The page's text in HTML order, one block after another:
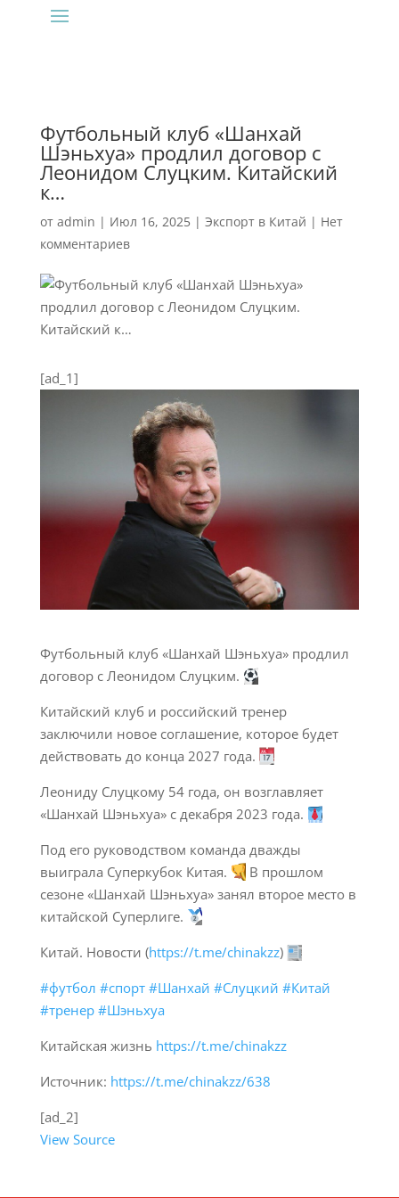
Футбольный клуб «Шанхай
Шэньхуа» продлил договор с
Леонидом Слуцким. Китайский
к…
от admin | Июл 16, 2025| Экспорт в Китай | Нет
комментариев
[ad_1]
Футбольный клуб «Шанхай Шэньхуа» продлил
договор с Леонидом Слуцким.
Китайский клуб и российский тренер
заключили новое соглашение, которое будет
действовать до конца 2027 года.
Леониду Слуцкому 54 года, он возглавляет
«Шанхай Шэньхуа» с декабря 2023 года.
Под его руководством команда дважды
выиграла Суперкубок Китая.
В прошлом
сезоне «Шанхай Шэньхуа» занял второе место в
китайской Суперлиге.
Китай. Новости (https://t.me/chinakzz)
#футбол #спорт #Шанхай #Слуцкий #Китай
#тренер #Шэньхуа
Китайская жизнь https://t.me/chinakzz
Источник: https://t.me/chinakzz/638
[ad_2]
View Source